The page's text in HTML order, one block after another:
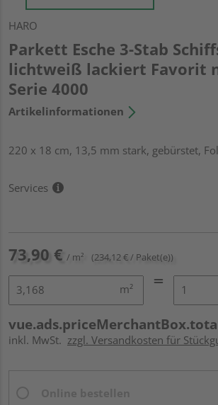
HARO
Parkett Esche 3-Stab
lichtweiß lackiert Favorit
Serie 4000
Artikelinformationen
220 x 18 cm, 13,5 mm stark, gebürstet,
Services
73,90 € / m² (234,12 € / Paket(e))
m²
inkl. MwSt. zzgl. Versandkosten für